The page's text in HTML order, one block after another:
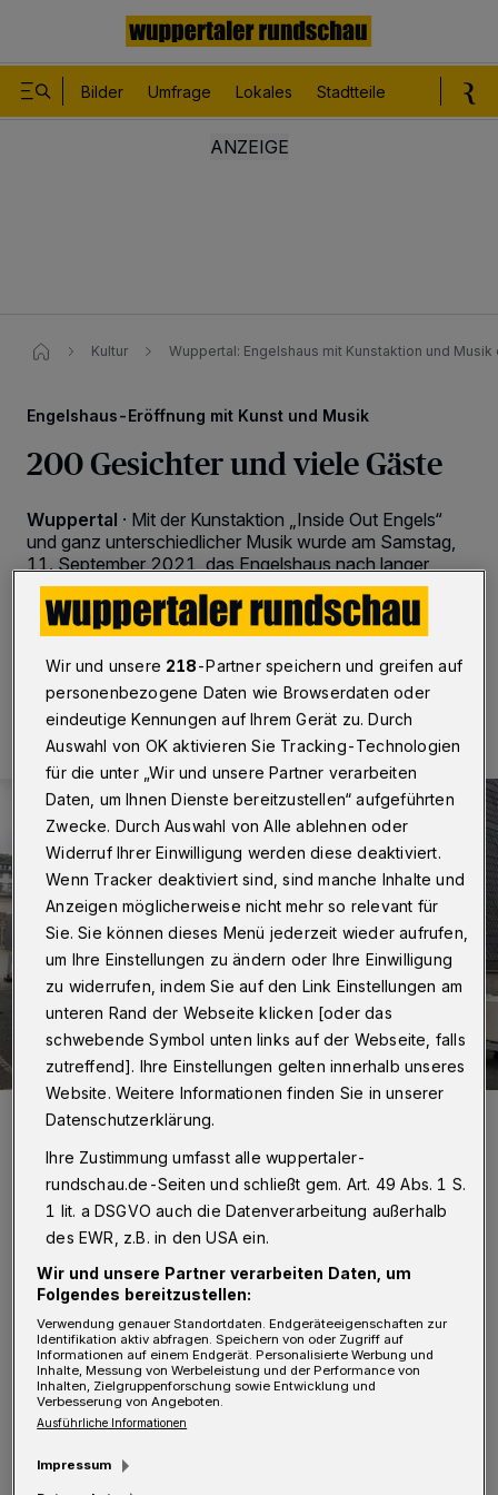
Bilder Umfrage Lokales Stadtteile
Kultur Wuppertal: Engelshaus mit Kunstaktion und
Engelshaus-Eröffnung mit Kunst und Musik
200 Gesichter und viele Gäste
Wuppertal · Mit der Kunstaktion „Inside Out Engels“
und ganz unterschiedlicher Musik wurde am Samstag,
11. September 2021, das Engelshaus nach langer
Sanierung und Corona-Schließung offiziell eröffnet.
Eine Minute Lesezeit
Als das Fotobanner von „Inside Out Engels“ mit seinen 200
Gesichtern und einer Silhouette des jungen Friedrich-Engels fiel,
Z
ahlreiche Gäste waren live dabei, als im
Engelsgarten das riesige Stoffbanner mit
200 Portraitfotos von Menschen aus
Wuppertal, die Friedrich Engels zum
Fassade des Hauses verhüllt worden war, zu
Wir und unsere 218-Partner speichern und greifen auf
personenbezogene Daten wie Browserdaten oder
eindeutige Kennungen auf Ihrem Gerät zu. Durch
Auswahl von OK aktivieren Sie Tracking-Technologien
für die unter „Wir und unsere Partner verarbeiten
Daten, um Ihnen Dienste bereitzustellen“ aufgeführten
Zwecke. Durch Auswahl von Alle ablehnen oder
Widerruf Ihrer Einwilligung werden diese deaktiviert.
Wenn Tracker deaktiviert sind, sind manche Inhalte und
Anzeigen möglicherweise nicht mehr so relevant für
Sie. Sie können dieses Menü jederzeit wieder aufrufen,
um Ihre Einstellungen zu ändern oder Ihre Einwilligung
zu widerrufen, indem Sie auf den Link Einstellungen am
unteren Rand der Webseite klicken [oder das
schwebende Symbol unten links auf der Webseite, falls
zutreffend]. Ihre Einstellungen gelten innerhalb unseres
Website. Weitere Informationen finden Sie in unserer
Datenschutzerklärung.
Ihre Zustimmung umfasst alle wuppertaler-
rundschau.de-Seiten und schließt gem. Art. 49 Abs. 1 S.
1 lit. a DSGVO auch die Datenverarbeitung außerhalb
des EWR, z.B. in den USA ein.
Wir und unsere Partner verarbeiten Daten, um
Folgendes bereitzustellen:
Verwendung genauer Standortdaten. Endgeräteeigenschaften zur
Identifikation aktiv abfragen. Speichern von oder Zugriff auf
Informationen auf einem Endgerät. Personalisierte Werbung und
Inhalte, Messung von Werbeleistung und der Performance von
Inhalten, Zielgruppenforschung sowie Entwicklung und
Verbesserung von Angeboten.
Ausführliche Informationen
Impressum